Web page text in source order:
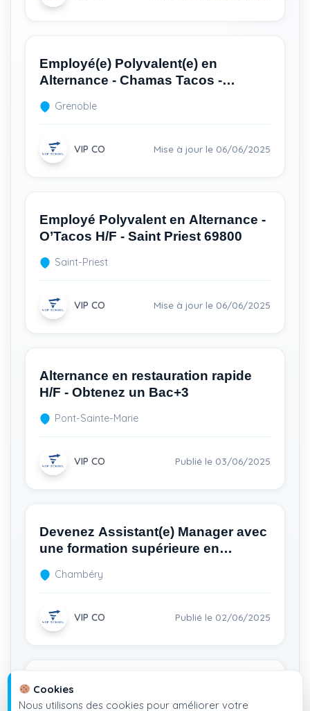
Employé(e) Polyvalent(e) en
Alternance - Chamas Tacos -
Grenoble
VIP CO Mise à jour le 06/06/2025
Employé Polyvalent en Alternance -
O’Tacos H/F - Saint Priest 69800
Saint-Priest
VIP CO Mise à jour le 06/06/2025
Alternance en restauration rapide
H/F - Obtenez un Bac+3
Pont-Sainte-Marie
VIP CO Publié le 03/06/2025
Devenez Assistant(e) Manager avec
une formation supérieure en
Chambéry
VIP CO Publié le 02/06/2025
Rejoignez Les Troyes Libanais H/F
– Formez-vous en alternance à un
Cookies
Nous utilisons des cookies pour améliorer votre